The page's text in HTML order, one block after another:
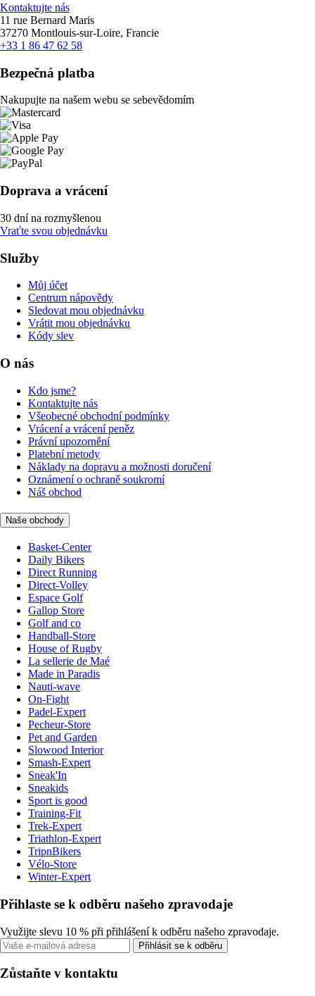
Kontaktujte nás
11 rue Bernard Maris
37270 Montlouis-sur-Loire, Francie
+33 1 86 47 62 58
Bezpečná platba
Nakupujte na našem webu se sebevědomím
Doprava a vrácení
30 dní na rozmyšlenou
Vraťte svou objednávku
Služby
Můj účet
Centrum nápovědy
Sledovat mou objednávku
Vrátit mou objednávku
Kódy slev
O nás
Kdo jsme?
Kontaktujte nás
Všeobecné obchodní podmínky
Vrácení a vrácení peněz
Právní upozornění
Platební metody
Náklady na dopravu a možnosti doručení
Oznámení o ochraně soukromí
Náš obchod
Naše obchody
Basket-Center
Daily Bikers
Direct Running
Direct-Volley
Espace Golf
Gallop Store
Golf and co
Handball-Store
House of Rugby
La sellerie de Maé
Made in Paradis
Nauti-wave
On-Fight
Padel-Expert
Pecheur-Store
Pet and Garden
Slowood Interior
Smash-Expert
Sneak'In
Sneakids
Sport is good
Training-Fit
Trek-Expert
Triathlon-Expert
TripnBikers
Vélo-Store
Winter-Expert
Přihlaste se k odběru našeho zpravodaje
Využijte slevu 10 % při přihlášení k odběru našeho zpravodaje.
Přihlásit se k odběru
Zůstaňte v kontaktu